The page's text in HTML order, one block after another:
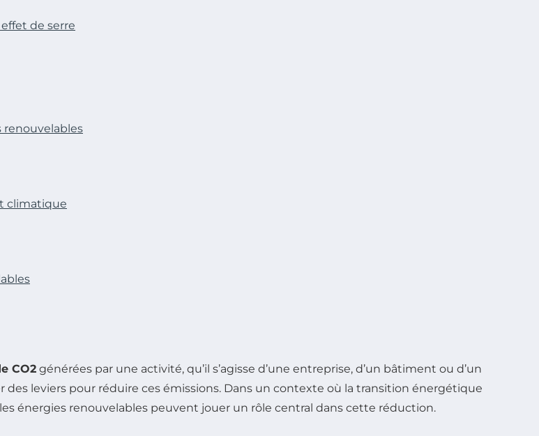
de serre
renouvelables
climatique
CO2 générées par une activité, qu’il s’agisse d’une entreprise, d’un bâtiment ou d’un
leviers pour réduire ces émissions. Dans un contexte où la transition énergétique
énergies renouvelables peuvent jouer un rôle central dans cette réduction.